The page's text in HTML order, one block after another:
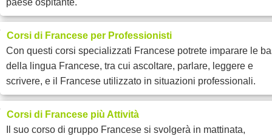
paese ospitante.
Corsi di Francese per Professionisti
Con questi corsi specializzati Francese potrete imparare le
della lingua Francese, tra cui ascoltare, parlare, leggere e
scrivere, e il Francese utilizzato in situazioni professionali.
Corsi di Francese più Attività
Il suo corso di gruppo Francese si svolgerà in mattinata,